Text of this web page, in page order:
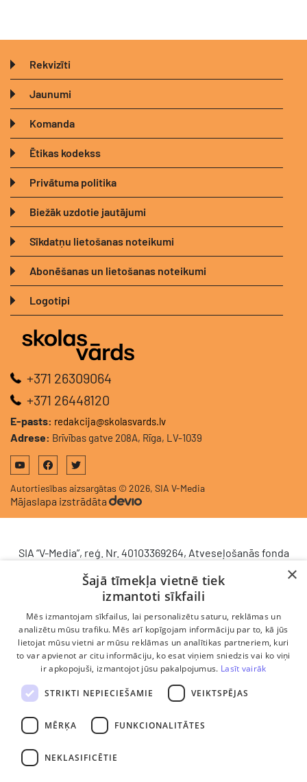
Rekvizīti
Jaunumi
Komanda
Ētikas kodekss
Privātuma politika
Biežāk uzdotie jautājumi
Sīkdatņu lietošanas noteikumi
Abonēšanas un lietošanas noteikumi
Logotipi
+371 26309064
+371 26448120
E-pasts: redakcija@skolasvards.lv
Adrese: Brīvības gatve 208A, Rīga, LV-1039
Autortiesības aizsargātas © 2026, SIA V-Media
Mājaslapa izstrādāta
SIA “V-Media”, reģ. Nr. 40103369264, Atveseļošanās fonda
komercdarbības procesu uzlabošanā - ieviesta klientu
attiecību pārvaldības sistēma (CRM). 2024. gada 16.
decembrī tika noslēgts līgums Nr. 9.2-17-L-2024/928 ar
Latvijas Investīciju un attīstības aģentūru par atbalsta
saņemšanu saskaņā ar Atveseļošanas un noturības
mehānisma plāna 2. komponenti “Digitālā transformācija”
(atbalsta pieteikuma Nr. DIGI/2024/1253). Projekta ietvaros
ieviesta klientu un darba procesu pārvaldības sistēma
Scoro, uzlabojot pārdošanas procesu, centralizējot klientu
datubāzi un darījumu plūsmu, kā arī nodrošinot pārskatāmu,
efektīvu pārdošanas nodaļas darbu un precīzāku rezultātu
×
Šajā tīmekļa vietnē tiek
izmantoti sīkfaili
Mēs izmantojam sīkfailus, lai personalizētu saturu, reklāmas un
analizētu mūsu trafiku. Mēs arī kopīgojam informāciju par to, kā jūs
lietojat mūsu vietni ar mūsu reklāmas un analītikas partneriem, kuri
to var apvienot ar citu informāciju, ko esat viņiem sniedzis vai ko viņi
ir apkopojuši, izmantojot jūsu pakalpojumus. Lasīt vairāk
STRIKTI NEPIECIEŠAMIE VEIKTSPĒJAS
MĒRĶA FUNKCIONALITĀTES
NEKLASIFICĒTIE